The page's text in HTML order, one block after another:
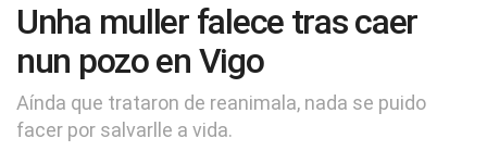
Unha muller falece tras caer
nun pozo en Vigo
Aínda que trataron de reanimala, nada se puido
facer por salvarlle a vida.